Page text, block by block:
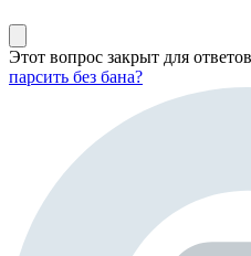
Этот вопрос закрыт для
парсить без бана?